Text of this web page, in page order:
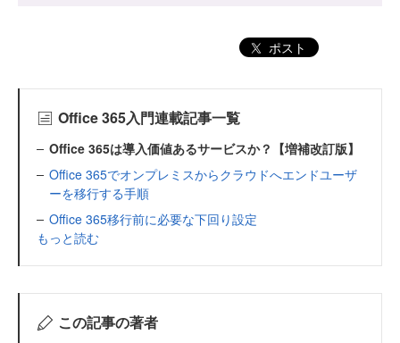
ポスト
Office 365入門連載記事一覧
Office 365は導入価値あるサービスか？【増補改訂版】
Office 365でオンプレミスからクラウドへエンドユーザ
ーを移行する手順
Office 365移行前に必要な下回り設定
もっと読む
この記事の著者